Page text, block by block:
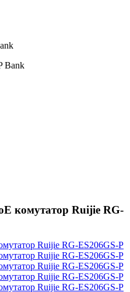
Bank
комутатор Ruijie RG-